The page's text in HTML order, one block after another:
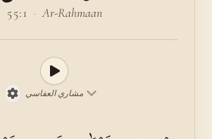
Ar-Rahmaan
·
55:1
مشاري العفاسي